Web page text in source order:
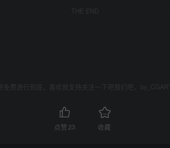
THE END
将免费进行到底，喜欢就支持关注一下吧我们吧，
点赞23 收藏